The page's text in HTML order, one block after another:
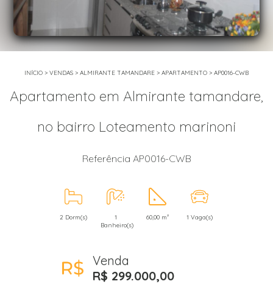
INÍCIO > VENDAS > ALMIRANTE TAMANDARE > APARTAMENTO > AP0016-CWB
Apartamento em Almirante tamandare,
no bairro Loteamento marinoni
Referência AP0016-CWB
2 Dorm(s)
1
Banheiro(s)
60,00 m² 1 Vaga(s)
Venda
R$ 299.000,00